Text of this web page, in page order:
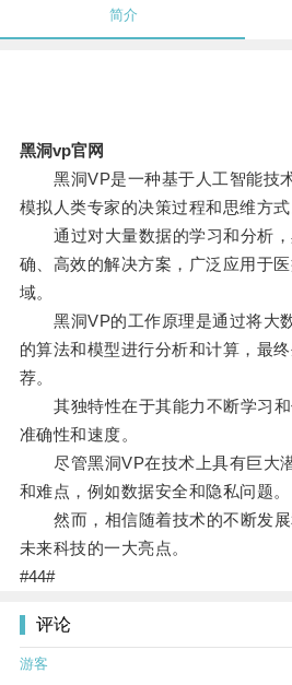
简介
黑洞vp官网
黑洞VP是一种基于人工智能技
模拟人类专家的决策过程和思维方式
通过对大量数据的学习和分析，
确、高效的解决方案，广泛应用于
域。
黑洞VP的工作原理是通过将大
的算法和模型进行分析和计算，最
荐。
其独特性在于其能力不断学习和
准确性和速度。
尽管黑洞VP在技术上具有巨大
和难点，例如数据安全和隐私问题。
然而，相信随着技术的不断发展
未来科技的一大亮点。
#44#
评论
游客